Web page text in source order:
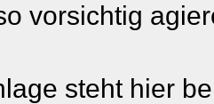
vorsichtig
steht hier